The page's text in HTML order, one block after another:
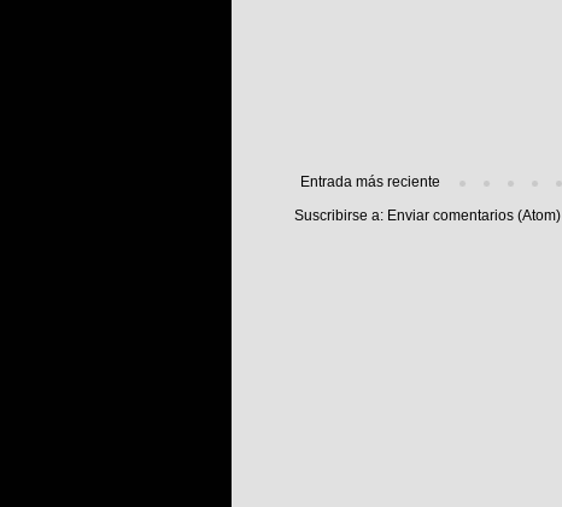
Entrada más reciente
Suscribirse a: Enviar comentarios (Atom)